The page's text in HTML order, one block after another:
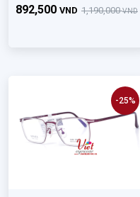
1,190,000VND
892,500 VND
-25%